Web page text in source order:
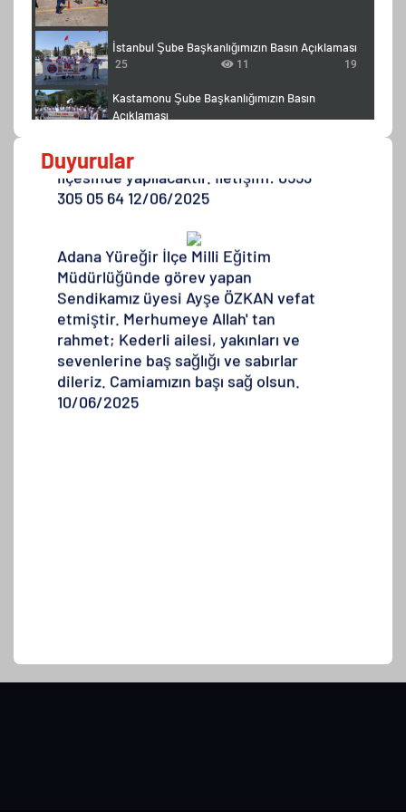
İstanbul Şube Başkanlığımızın Basın Açıklaması
25 11 19
Kastamonu Şube Başkanlığımızın Basın
Açıklaması
Adıyaman Şube Başkanlığımızın Basın
Açıklaması
25 11
Duyurular
Şanlıurfa İl Milli Eğitim Müdürlüğünde
görev yapan üyemiz Sabri CAYMAZER'
in annesi vefat etmiştir. Merhumeye
Allah'tan rahmet; Kederli ailesi,
yakınları ve sevenlerine baş sağlığı ve
ilçesinde yapılacaktır. İletişim: 0553
305 05 64 12/06/2025
Adana Yüreğir İlçe Milli Eğitim
Müdürlüğünde görev yapan
Sendikamız üyesi Ayşe ÖZKAN vefat
etmiştir. Merhumeye Allah' tan
rahmet; Kederli ailesi, yakınları ve
sevenlerine baş sağlığı ve sabırlar
dileriz. Camiamızın başı sağ olsun.
10/06/2025